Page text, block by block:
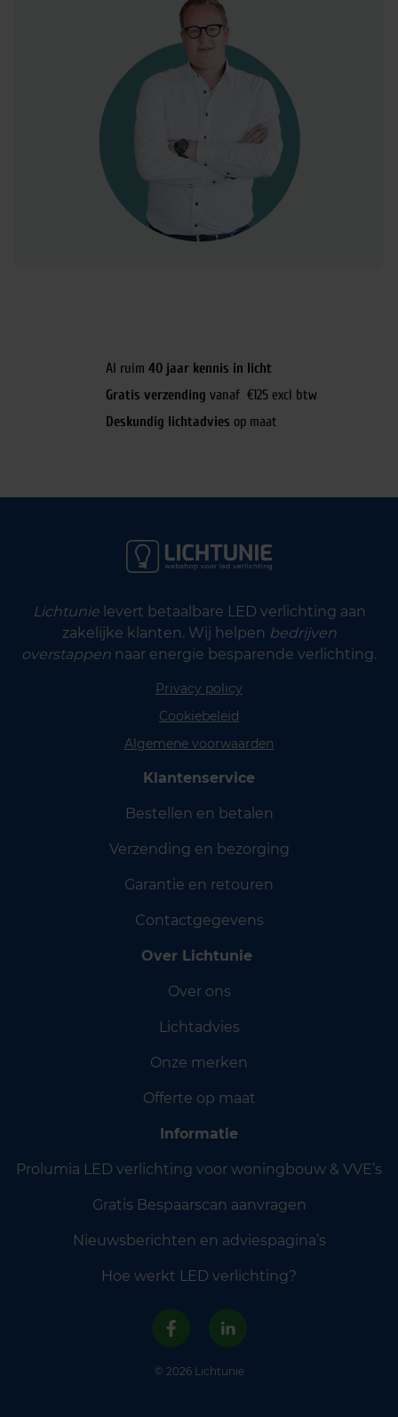
Al ruim 40 jaar kennis in licht
Gratis verzending vanaf €125 excl btw
Deskundig lichtadvies op maat
Lichtunielevert betaalbare LED verlichting aan
zakelijke klanten. Wij helpen bedrijven
overstappen naar energie besparende verlichting.
Privacy policy
Cookiebeleid
Algemene voorwaarden
Klantenservice
Bestellen en betalen
Verzending en bezorging
Garantie en retouren
Contactgegevens
Over Lichtunie
Over ons
Lichtadvies
Onze merken
Offerte op maat
Informatie
Prolumia LED verlichting voor woningbouw & VVE’s
Gratis Bespaarscan aanvragen
Nieuwsberichten en adviespagina’s
Hoe werkt LED verlichting?
© 2026 Lichtunie